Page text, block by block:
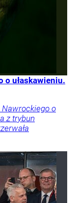
o ułaskawieniu.
Nawrockiego o
z trybun